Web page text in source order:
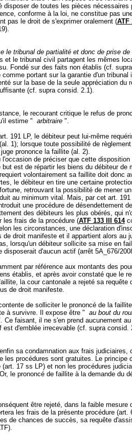
disposer de toutes les pièces nécessaires
conforme à la loi, ne constitue pas
pas le droit de s'exprimer oralement (ATF
le tribunal de partialité et donc de prise
et le tribunal civil partagent les mêmes
Fondé sur des faits non établis (cf.
portant sur la garantie d'un tribunal
sur la base de la seule appréciation du
(cf. supra consid. 2.1).
le recourant critique le refus de
estime " arbitraire ".
191 LP, le débiteur peut lui-même
1); lorsque toute possibilité de
prononce la faillite (al. 2).
l'occasion de préciser que cette
est de répartir les biens du débiteur de
volontairement sa faillite doit donc
le débiteur en tire une certaine
retrouvant la possibilité de mener
au minimum vital. Mais, par cet art. 191
une procédure de désendettement
des débiteurs les plus obérés, qui
les frais de la procédure (ATF 133 III 614
les circonstances, une déclaration
droit manifeste et il appartient alors au
lorsqu'un débiteur sollicite sa mise en
disposerait d'aucun actif (arrêt 5A_676/
par référence aux montants des
établis, et après avoir constaté que le
la cour cantonale a rejeté sa requête
de droit manifeste.
de solliciter le prononcé de la
à survivre. Il expose être " au bout du
Ce faisant, il ne s'en prend aucunement
est d'emblée irrecevable (cf. supra consid.
sa condamnation aux frais judiciaires,
les procédures sont gratuites. Le principe
(art. 17 ss LP) et non les procédures
le prononcé de faillite à la demande du
être rejeté, dans la faible mesure
les frais de la présente procédure (art.
de chances de succès, sa requête
).